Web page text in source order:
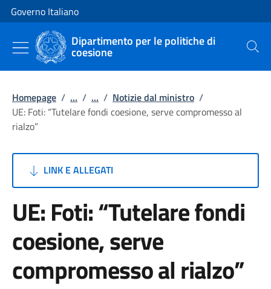
Vai al contenuto
Vai alla navigazione del sito
Governo Italiano
Dipartimento per le politiche di
coesione Cerca
Homepage / ... / ... / Notizie dal ministro /
UE: Foti: “Tutelare fondi coesione, serve compromesso al
rialzo”
LINK E ALLEGATI
UE: Foti: “Tutelare fondi
coesione, serve
compromesso al rialzo”